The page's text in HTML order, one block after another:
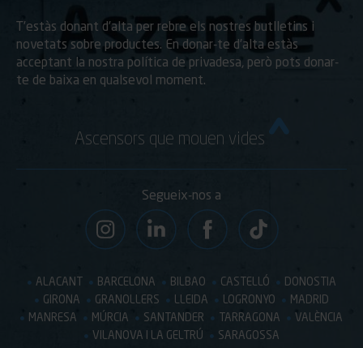
T’estàs donant d’alta per rebre els nostres butlletins i
novetats sobre productes. En donar-te d’alta estàs
acceptant la nostra política de privadesa, però pots donar-
te de baixa en qualsevol moment.
Ascensors que mouen vides
Segueix-nos a
ALACANT BARCELONA BILBAO CASTELLÓ
DONOSTIA
GIRONA
GRANOLLERS LLEIDA LOGRONYO
MADRID
MANRESA
MÚRCIA SANTANDER TARRAGONA
VALÈNCIA
VILANOVA I LA GELTRÚ
SARAGOSSA